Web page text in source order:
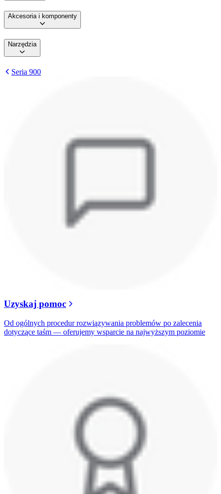
Akcesoria i komponenty
Narzędzia
Seria 900
Uzyskaj pomoc
Od ogólnych procedur rozwiązywania problemów po zalecenia
dotyczące taśm — oferujemy wsparcie na najwyższym poziomie